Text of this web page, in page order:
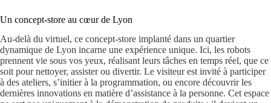
Un concept-store au cœur de Lyon
Au-delà du virtuel, ce concept-store implanté dans un quartier
dynamique de Lyon incarne une expérience unique. Ici, les robots
prennent vie sous vos yeux, réalisant leurs tâches en temps réel, que ce
soit pour nettoyer, assister ou divertir. Le visiteur est invité à participer
à des ateliers, s’initier à la programmation, ou encore découvrir les
dernières innovations en matière d’assistance à la personne. Cet espace